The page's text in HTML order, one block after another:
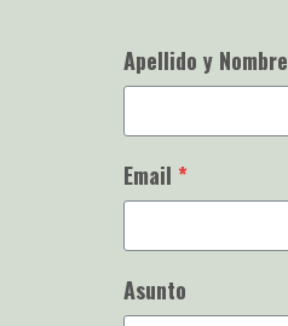
Apellido y Nombre
Email *
Asunto